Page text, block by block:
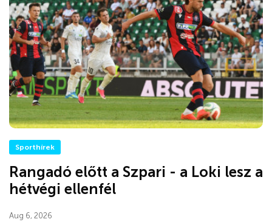
Sporthírek
Rangadó előtt a Szpari - a Loki lesz a
hétvégi ellenfél
Aug 6, 2026